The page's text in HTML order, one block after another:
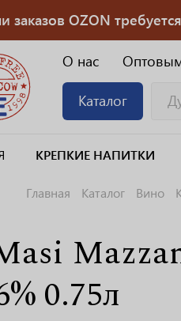
заказов OZON
О нас
Каталог
КРЕПКИЕ НАПИТКИ
Главная Каталог Вино
0.75л